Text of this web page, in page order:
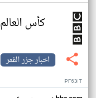
كأس العالم 2026
اخبار جزر القمر
PF63IT